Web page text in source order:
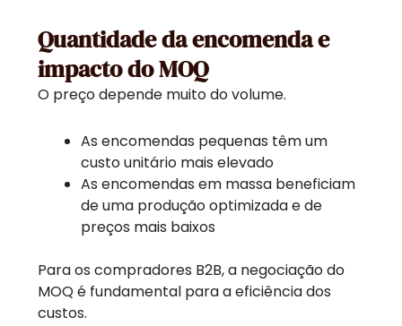
Quantidade da encomenda e
impacto do MOQ
O preço depende muito do volume.
As encomendas pequenas têm um
custo unitário mais elevado
As encomendas em massa beneficiam
de uma produção optimizada e de
preços mais baixos
Para os compradores B2B, a negociação do
MOQ é fundamental para a eficiência dos
custos.